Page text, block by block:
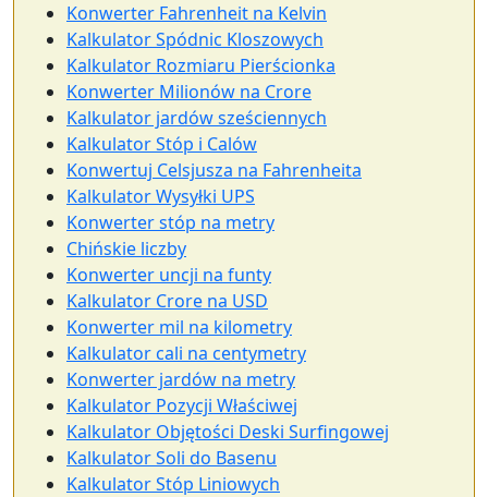
Konwerter Fahrenheit na Kelvin
Kalkulator Spódnic Kloszowych
Kalkulator Rozmiaru Pierścionka
Konwerter Milionów na Crore
Kalkulator jardów sześciennych
Kalkulator Stóp i Calów
Konwertuj Celsjusza na Fahrenheita
Kalkulator Wysyłki UPS
Konwerter stóp na metry
Chińskie liczby
Konwerter uncji na funty
Kalkulator Crore na USD
Konwerter mil na kilometry
Kalkulator cali na centymetry
Konwerter jardów na metry
Kalkulator Pozycji Właściwej
Kalkulator Objętości Deski Surfingowej
Kalkulator Soli do Basenu
Kalkulator Stóp Liniowych